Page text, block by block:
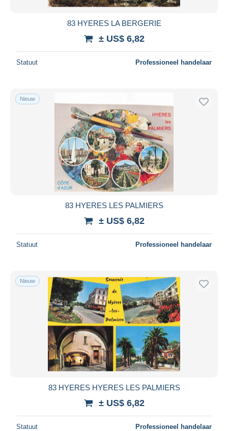
83 HYERES LA BERGERIE
± US$ 6,82
Statuut Professioneel handelaar
Nieuw
83 HYERES LES PALMIERS
± US$ 6,82
Statuut Professioneel handelaar
Nieuw
83 HYERES HYERES LES PALMIERS
± US$ 6,82
Statuut Professioneel handelaar